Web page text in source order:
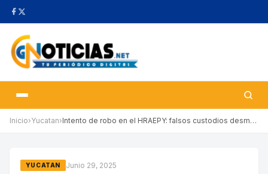
Inicio›Yucatan› Intento de robo en el HRAEPY: falsos custodios desmantelan cajer…
YUCATAN Junio 29, 2025